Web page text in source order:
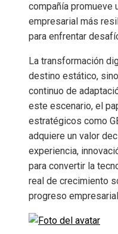
compañía promueve
empresarial más
para enfrentar
La transformación
destino estático,
continuo de
este escenario, el
estratégicos como
adquiere un valor
experiencia,
para convertir la
real de crecimiento
progreso